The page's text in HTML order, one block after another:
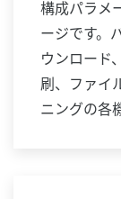
構成パラメ
ージです。
ウンロード
刷、ファイ
ニングの各